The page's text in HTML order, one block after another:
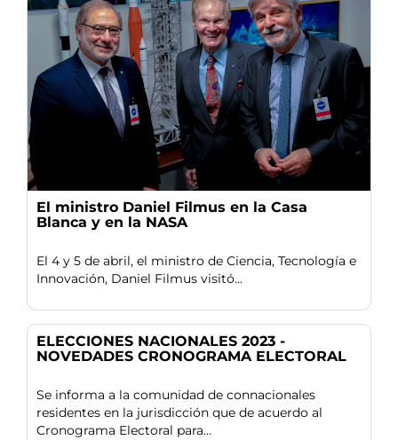
El ministro Daniel Filmus en la Casa
Blanca y en la NASA
El 4 y 5 de abril, el ministro de Ciencia, Tecnología e
Innovación, Daniel Filmus visitó...
ELECCIONES NACIONALES 2023 -
NOVEDADES CRONOGRAMA ELECTORAL
Se informa a la comunidad de connacionales
residentes en la jurisdicción que de acuerdo al
Cronograma Electoral para...